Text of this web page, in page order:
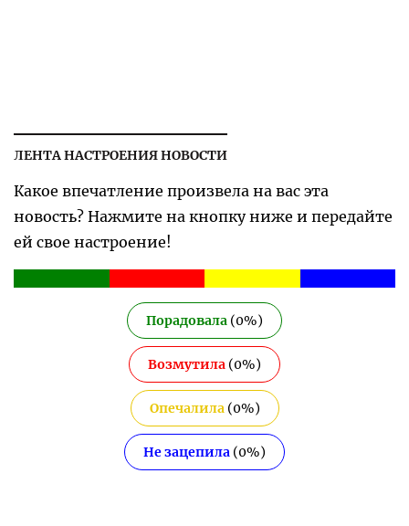
ЛЕНТА НАСТРОЕНИЯ НОВОСТИ
Какое впечатление произвела на вас эта
новость? Нажмите на кнопку ниже и передайте
ей свое настроение!
Порадовала (0%)
Возмутила (0%)
Опечалила(0%)
Не зацепила (0%)